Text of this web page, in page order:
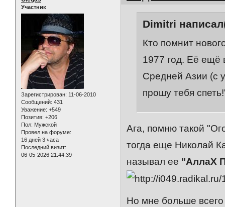
Участник
Зарегистрирован: 11-06-2010
Сообщений: 431
Уважение: +549
Позитив: +206
Пол: Мужской
Провел на форуме:
16 дней 3 часа
Последний визит:
06-05-2026 21:44:39
Dimitri
Кто помнит
1977 год. Её ещё
Средней Азии (с
прошу тебя
Ага, помню такой
тогда еще Николай
называл ее "АллаХ
Но мне больше